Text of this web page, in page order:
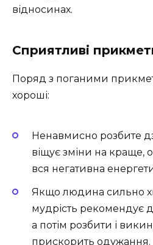
відносинах.
Сприятливі
Поряд з поганими
хороші:
Ненавмисно розбите
віщує зміни на краще,
вся негативна
Якщо людина сильно
мудрість рекомендує
а потім розбити і
прискорить одужання.